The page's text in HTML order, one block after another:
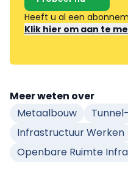
Heeft u al een
Klik hier om aan te
Meer weten over
Metaalbouw
Infrastructuur Werken
Openbare Ruimte